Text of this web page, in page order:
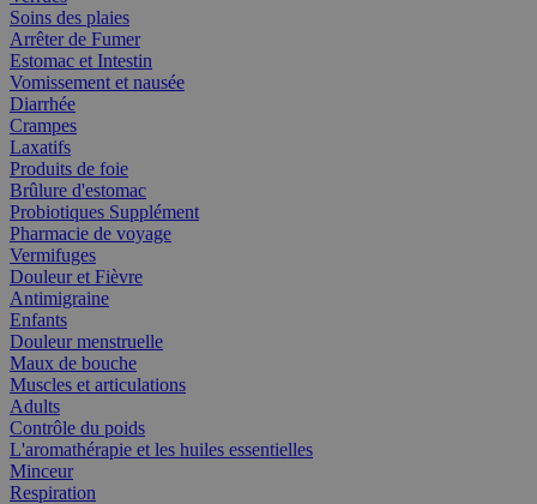
Soins des plaies
Arrêter de Fumer
Estomac et Intestin
Vomissement et nausée
Diarrhée
Crampes
Laxatifs
Produits de foie
Brûlure d'estomac
Probiotiques Supplément
Pharmacie de voyage
Vermifuges
Douleur et Fièvre
Antimigraine
Enfants
Douleur menstruelle
Maux de bouche
Muscles et articulations
Adults
Contrôle du poids
L'aromathérapie et les huiles essentielles
Minceur
Respiration